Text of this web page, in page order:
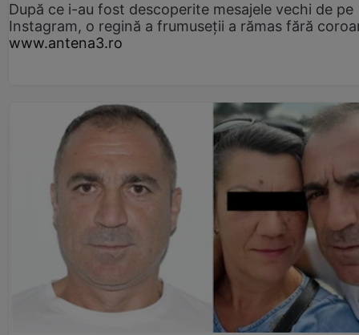
După ce i-au fost descoperite mesajele vechi de pe
Instagram, o regină a frumuseții a rămas fără
www.antena3.ro